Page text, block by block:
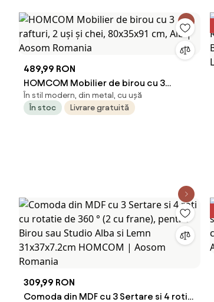
489,99 RON
HOMCOM Mobilier de birou cu 3
rafturi, 2 uși și chei, 80x35x91 cm, Alb |
Aosom Romania
În stil modern, din metal, cu ușă
În stoc
Livrare gratuită
309,99 RON
Comoda din MDF cu 3 Sertare si 4 roti